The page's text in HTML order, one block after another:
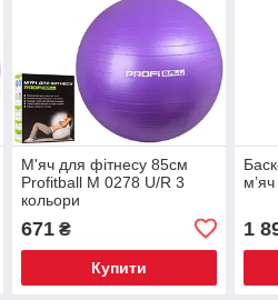
М'яч для фітнесу 85см
Profitball M 0278 U/R 3
кольори
671₴
Купити
1